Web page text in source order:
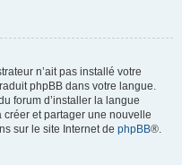
n’ait pas installé votre
phpBB dans votre langue.
forum d’installer la langue
créer et partager une nouvelle
sur le site Internet de phpBB®.